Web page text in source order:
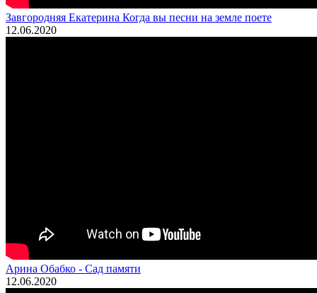
Завгородняя Екатерина Когда вы песни на земле поете
12.06.2020
Арина Обабко - Сад памяти
12.06.2020